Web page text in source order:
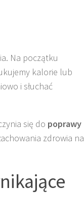
Na początku
kalorie lub
i słuchać
się do poprawy
zdrowia na